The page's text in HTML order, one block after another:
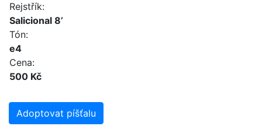
Rejstřík:
Salicional 8’
Tón:
e4
Cena:
500 Kč
Adoptovat píšťalu